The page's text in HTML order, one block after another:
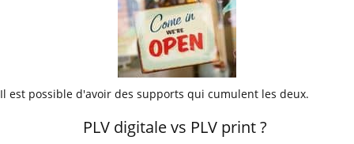
Il est possible d'avoir des supports qui cumulent les deux.
PLV digitale vs PLV print ?